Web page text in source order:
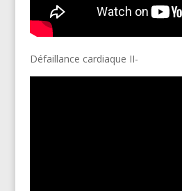
Défaillance cardiaque II-